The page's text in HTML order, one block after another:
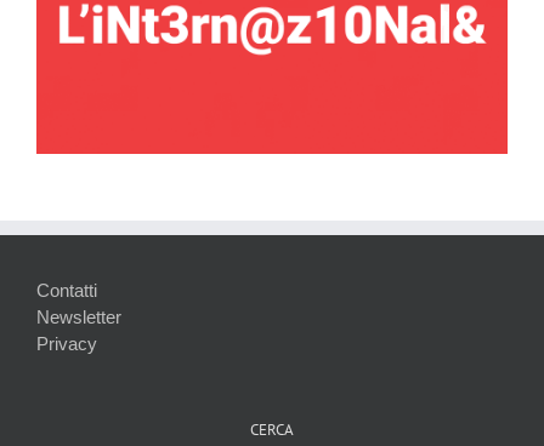
Contatti
Newsletter
Privacy
CERCA